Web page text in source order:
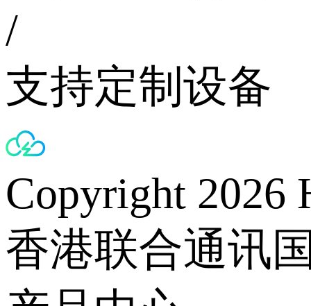
/
支持定制设备
Copyright 2026
香港联合通讯